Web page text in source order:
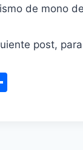
de mono
post,